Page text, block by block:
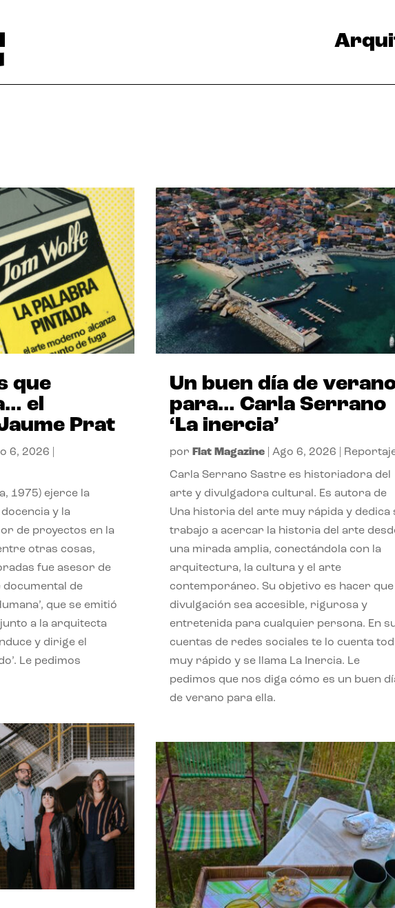
que
el
Prat
6, 2026
1975) ejerce la
y la
de proyectos en la
otras cosas,
fue asesor de
documental de
que se emitió
a la arquitecta
y dirige el
Le pedimos
Un buen día de
para… Carla Serrano
‘La inercia’
por Flat Magazine| Ago 6, 2026
Carla Serrano Sastre es historiadora del
arte y divulgadora cultural. Es autora de
Una historia del arte muy rápida y dedica
trabajo a acercar la historia del arte
una mirada amplia, conectándola con la
arquitectura, la cultura y el arte
contemporáneo. Su objetivo es hacer que
divulgación sea accesible, rigurosa y
entretenida para cualquier persona. En
cuentas de redes sociales te lo cuenta
muy rápido y se llama La Inercia. Le
pedimos que nos diga cómo es un buen
de verano para ella.